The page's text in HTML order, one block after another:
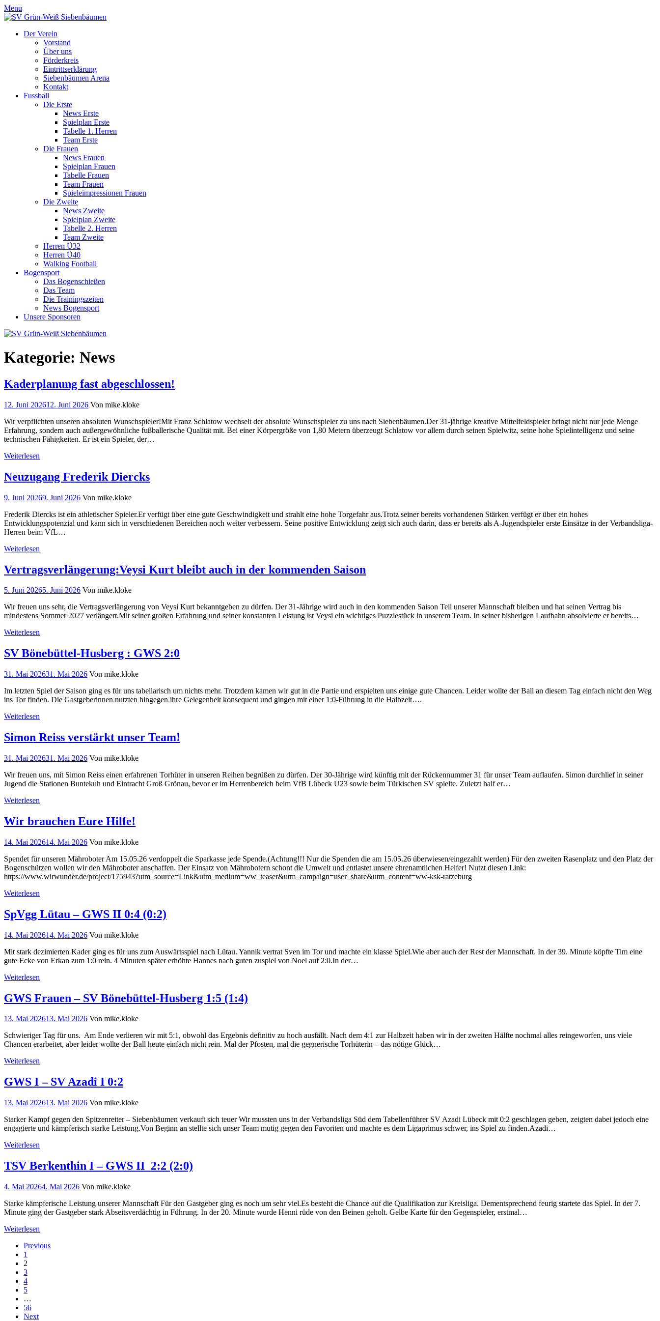
Menu
Der Verein
Vorstand
Über uns
Förderkreis
Eintrittserklärung
Siebenbäumen Arena
Kontakt
Fussball
Die Erste
News Erste
Spielplan Erste
Tabelle 1. Herren
Team Erste
Die Frauen
News Frauen
Spielplan Frauen
Tabelle Frauen
Team Frauen
Spieleimpressionen Frauen
Die Zweite
News Zweite
Spielplan Zweite
Tabelle 2. Herren
Team Zweite
Herren Ü32
Herren Ü40
Walking Football
Bogensport
Das Bogenschießen
Das Team
Die Trainingszeiten
News Bogensport
Unsere Sponsoren
Kategorie: News
Kaderplanung fast abgeschlossen!
12. Juni 202612. Juni 2026 Von mike.kloke
Wir verpflichten unseren absoluten Wunschspieler!Mit Franz Schlatow wechselt der absolute Wunschspieler zu uns nach Siebenbäumen.Der 31-jährige kreative Mittelfeldspieler bringt nicht nur jede Menge
Erfahrung, sondern auch außergewöhnliche fußballerische Qualität mit. Bei einer Körpergröße von 1,80 Metern überzeugt Schlatow vor allem durch seinen Spielwitz, seine hohe Spielintelligenz und seine
technischen Fähigkeiten. Er ist ein Spieler, der…
Weiterlesen
Neuzugang Frederik Diercks
9. Juni 20269. Juni 2026 Von mike.kloke
Frederik Diercks ist ein athletischer Spieler.Er verfügt über eine gute Geschwindigkeit und strahlt eine hohe Torgefahr aus.Trotz seiner bereits vorhandenen Stärken verfügt er über ein hohes
Entwicklungspotenzial und kann sich in verschiedenen Bereichen noch weiter verbessern. Seine positive Entwicklung zeigt sich auch darin, dass er bereits als A-Jugendspieler erste Einsätze in der Verbandsliga-
Herren beim VfL…
Weiterlesen
Vertragsverlängerung:Veysi Kurt bleibt auch in der kommenden Saison
5. Juni 20265. Juni 2026 Von mike.kloke
Wir freuen uns sehr, die Vertragsverlängerung von Veysi Kurt bekanntgeben zu dürfen. Der 31-Jährige wird auch in den kommenden Saison Teil unserer Mannschaft bleiben und hat seinen Vertrag bis
mindestens Sommer 2027 verlängert.Mit seiner großen Erfahrung und seiner konstanten Leistung ist Veysi ein wichtiges Puzzlestück in unserem Team. In seiner bisherigen Laufbahn absolvierte er bereits…
Weiterlesen
SV Bönebüttel-Husberg : GWS 2:0
31. Mai 202631. Mai 2026 Von mike.kloke
Im letzten Spiel der Saison ging es für uns tabellarisch um nichts mehr. Trotzdem kamen wir gut in die Partie und erspielten uns einige gute Chancen. Leider wollte der Ball an diesem Tag einfach nicht den Weg
ins Tor finden. Die Gastgeberinnen nutzten hingegen ihre Gelegenheit konsequent und gingen mit einer 1:0-Führung in die Halbzeit….
Weiterlesen
Simon Reiss verstärkt unser Team!
31. Mai 202631. Mai 2026 Von mike.kloke
Wir freuen uns, mit Simon Reiss einen erfahrenen Torhüter in unseren Reihen begrüßen zu dürfen. Der 30-Jährige wird künftig mit der Rückennummer 31 für unser Team auflaufen. Simon durchlief in seiner
Jugend die Stationen Buntekuh und Eintracht Groß Grönau, bevor er im Herrenbereich beim VfB Lübeck U23 sowie beim Türkischen SV spielte. Zuletzt half er…
Weiterlesen
Wir brauchen Eure Hilfe!
14. Mai 202614. Mai 2026 Von mike.kloke
Spendet für unseren Mähroboter Am 15.05.26 verdoppelt die Sparkasse jede Spende.(Achtung!!! Nur die Spenden die am 15.05.26 überwiesen/eingezahlt werden) Für den zweiten Rasenplatz und den Platz der
Bogenschützen wollen wir den Mähroboter anschaffen. Der Einsatz von Mährobotern schont die Umwelt und entlastet unsere ehrenamtlichen Helfer! Nutzt diesen Link:
https://www.wirwunder.de/project/175943?utm_source=Link&utm_medium=ww_teaser&utm_campaign=user_share&utm_content=ww-ksk-ratzeburg
Weiterlesen
SpVgg Lütau – GWS II 0:4 (0:2)
14. Mai 202614. Mai 2026 Von mike.kloke
Mit stark dezimierten Kader ging es für uns zum Auswärtsspiel nach Lütau. Yannik vertrat Sven im Tor und machte ein klasse Spiel.Wie aber auch der Rest der Mannschaft. In der 39. Minute köpfte Tim eine
gute Ecke von Erkan zum 1:0 rein. 4 Minuten später erhöhte Hannes nach guten zuspiel von Noel auf 2:0.In der…
Weiterlesen
GWS Frauen – SV Bönebüttel-Husberg 1:5 (1:4)
13. Mai 202613. Mai 2026 Von mike.kloke
Schwieriger Tag für uns. Am Ende verlieren wir mit 5:1, obwohl das Ergebnis definitiv zu hoch ausfällt. Nach dem 4:1 zur Halbzeit haben wir in der zweiten Hälfte nochmal alles reingeworfen, uns viele
Chancen erarbeitet, aber leider wollte der Ball heute einfach nicht rein. Mal der Pfosten, mal die gegnerische Torhüterin – das nötige Glück…
Weiterlesen
GWS I – SV Azadi I 0:2
13. Mai 202613. Mai 2026 Von mike.kloke
Starker Kampf gegen den Spitzenreiter – Siebenbäumen verkauft sich teuer Wir mussten uns in der Verbandsliga Süd dem Tabellenführer SV Azadi Lübeck mit 0:2 geschlagen geben, zeigten dabei jedoch eine
engagierte und kämpferisch starke Leistung.Von Beginn an stellte sich unser Team mutig gegen den Favoriten und machte es dem Ligaprimus schwer, ins Spiel zu finden.Azadi…
Weiterlesen
TSV Berkenthin I – GWS II 2:2 (2:0)
4. Mai 20264. Mai 2026 Von mike.kloke
Starke kämpferische Leistung unserer Mannschaft Für den Gastgeber ging es noch um sehr viel.Es besteht die Chance auf die Qualifikation zur Kreisliga. Dementsprechend feurig startete das Spiel. In der 7.
Minute ging der Gastgeber stark Abseitsverdächtig in Führung. In der 20. Minute wurde Henni rüde von den Beinen geholt. Gelbe Karte für den Gegenspieler, erstmal…
Weiterlesen
Previous
1
2
3
4
5
…
56
Next